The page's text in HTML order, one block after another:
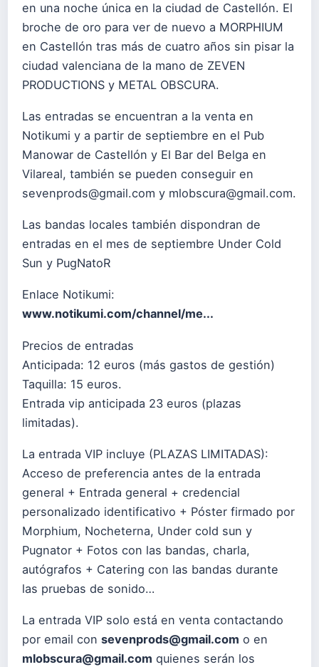
en una noche única en la ciudad de Castellón. El
broche de oro para ver de nuevo a MORPHIUM
en Castellón tras más de cuatro años sin pisar la
ciudad valenciana de la mano de ZEVEN
PRODUCTIONS y METAL OBSCURA.
Las entradas se encuentran a la venta en
Notikumi y a partir de septiembre en el Pub
Manowar de Castellón y El Bar del Belga en
Vilareal, también se pueden conseguir en
sevenprods@gmail.com y mlobscura@gmail.com.
Las bandas locales también dispondran de
entradas en el mes de septiembre Under Cold
Sun y PugNatoR
Enlace Notikumi:
www.notikumi.com/channel/me...
Precios de entradas
Anticipada: 12 euros (más gastos de gestión)
Taquilla: 15 euros.
Entrada vip anticipada 23 euros (plazas
limitadas).
La entrada VIP incluye (PLAZAS LIMITADAS):
Acceso de preferencia antes de la entrada
general + Entrada general + credencial
personalizado identificativo + Póster firmado por
Morphium, Nocheterna, Under cold sun y
Pugnator + Fotos con las bandas, charla,
autógrafos + Catering con las bandas durante
las pruebas de sonido…
La entrada VIP solo está en venta contactando
por email con sevenprods@gmail.com o en
mlobscura@gmail.com quienes serán los